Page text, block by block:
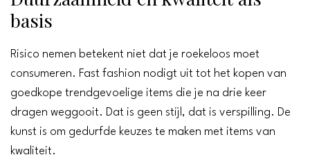
basis
Risico nemen betekent niet dat je roekeloos moet
consumeren. Fast fashion nodigt uit tot het kopen van
goedkope trendgevoelige items die je na drie keer
dragen weggooit. Dat is geen stijl, dat is verspilling. De
kunst is om gedurfde keuzes te maken met items van
kwaliteit.